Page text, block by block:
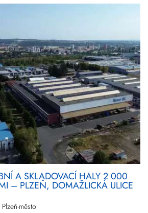
A SKLADOVACÍ HALY 2 000
– PLZEŇ, DOMAŽLICKÁ ULICE
město